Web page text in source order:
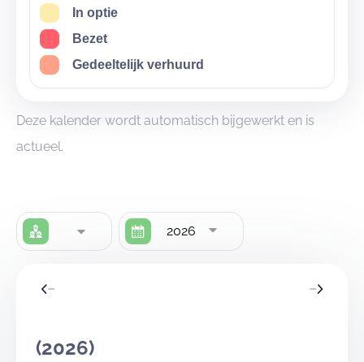
In optie
Bezet
Gedeeltelijk verhuurd
Deze kalender wordt automatisch bijgewerkt en is
actueel.
2026
(2026)